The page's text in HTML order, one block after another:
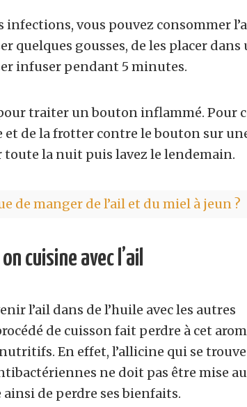
vous pouvez consommer
quelques gousses, de les placer dans
infuser pendant 5 minutes.
traiter un bouton inflammé. Pour
et de la frotter contre le bouton sur
la nuit puis lavez le lendemain.
de manger de l’ail et du miel à jeun ?
cuisine avec l’ail
l’ail dans de l’huile avec les autres
de cuisson fait perdre à cet
En effet, l’allicine qui se trouve
ne doit pas être mise au
de perdre ses bienfaits.